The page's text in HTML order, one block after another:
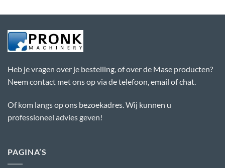
Heb je vragen over je bestelling, of over de Mase producten?
Neem contact met ons op via de telefoon, email of chat.
Of kom langs op ons bezoekadres. Wij kunnen u
professioneel advies geven!
PAGINA’S